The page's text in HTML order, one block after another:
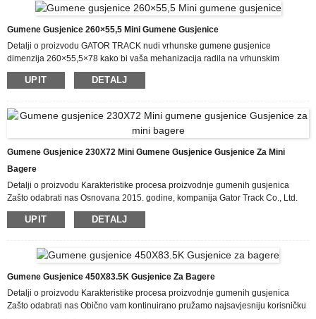
Gumene Gusjenice 260×55,5 Mini Gumene Gusjenice
Detalji o proizvodu GATOR TRACK nudi vrhunske gumene gusjenice
dimenzija 260×55,5×78 kako bi vaša mehanizacija radila na vrhunskim
performansama. Naša obaveza prema vama je da vam pojednostavimo
naručivanje zamjenskih gumenih gusjenica i da vam isporučimo kvalitetan
moći obaviti svoj posao! Naše konvencionalne gumene gusjenice dimenzija
260×55,5 namijenjene su za upotrebu sa podvozjima mašina posebno
dizajniranih za rad na gumenim gusjenicama...
UPIT DETALJ
Gumene Gusjenice 230X72 Mini Gumene Gusjenice Gusjenice Za Mini
Bagere
Detalji o proizvodu Karakteristike procesa proizvodnje gumenih gusjenica
Zašto odabrati nas Osnovana 2015. godine, kompanija Gator Track Co., Ltd.
specijalizirana je za proizvodnju gumenih gusjenica i gumenih pločica.
Proizvodni pogon nalazi se na adresi Houhuang br. 119, okrug Wujin,
prijatelje iz svih dijelova svijeta, uvijek je radost sresti se lično! Ponosni smo na
značajno zadovoljstvo kupaca i široko prihvatanje zahvaljujući našoj
upornosti...
UPIT DETALJ
Gumene Gusjenice 450X83.5K Gusjenice Za Bagere
Detalji o proizvodu Karakteristike procesa proizvodnje gumenih gusjenica
Zašto odabrati nas Obično vam kontinuirano pružamo najsavjesniju korisničku